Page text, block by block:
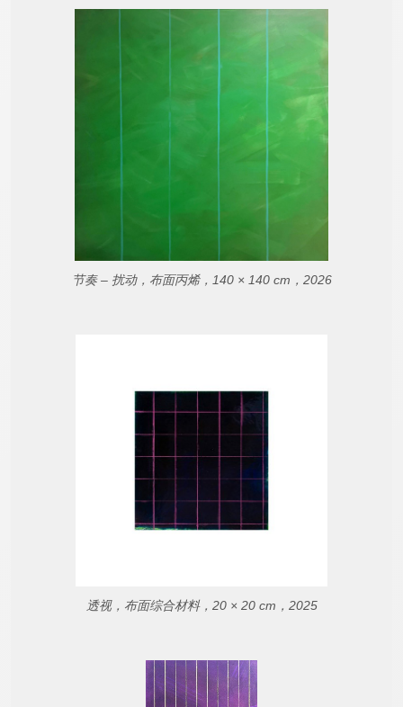
节奏 – 扰动，布面丙烯，140 × 140 cm，2026
透视，布面综合材料，20 × 20 cm，2025